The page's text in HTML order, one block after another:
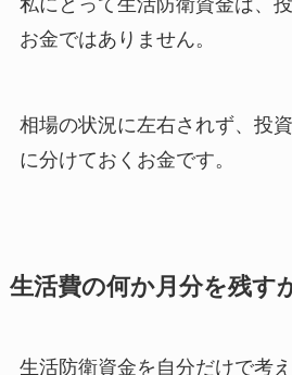
お金ではありません。
相場の状況に左右されず、投
に分けておくお金です。
生活費の何か月分を残す
生活防衛資金を自分だけで考